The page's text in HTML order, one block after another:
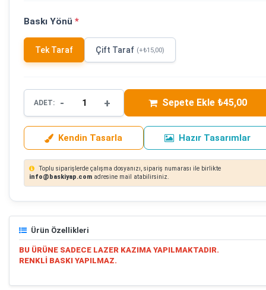
Baskı Yönü *
Tek Taraf Çift Taraf (+₺15,00)
ADET: - + Sepete Ekle ₺45,00
Kendin Tasarla Hazır Tasarımlar
Toplu siparişlerde çalışma dosyanızı, sipariş numarası ile birlikte
info@baskiyap.com adresine mail atabilirsiniz.
Ürün Özellikleri
BU ÜRÜNE SADECE LAZER KAZIMA YAPILMAKTADIR.
RENKLİ BASKI YAPILMAZ.